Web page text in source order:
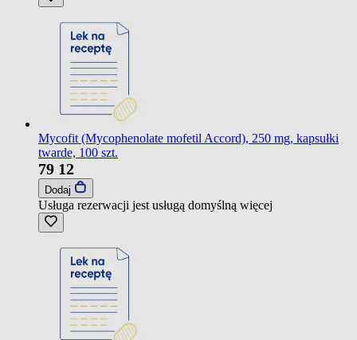
Mycofit (Mycophenolate mofetil Accord), 250 mg, kapsułki
twarde, 100 szt.
79 12
Dodaj
Usługa rezerwacji jest usługą domyślną więcej